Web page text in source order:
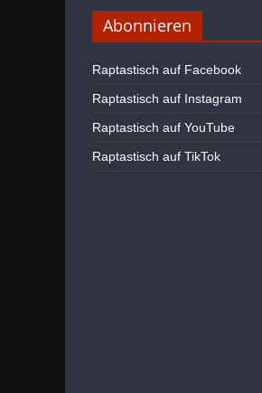
Abonnieren
Raptastisch auf Facebook
Raptastisch auf Instagram
Raptastisch auf YouTube
Raptastisch auf TikTok